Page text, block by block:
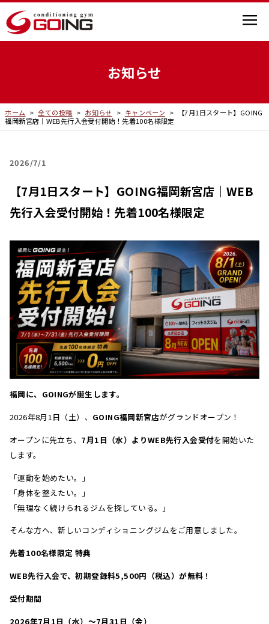
お知らせ
ホーム >全ての投稿 > お知らせ > キャンペーン >
【7月1日スタート】GOING
福岡新宮店｜WEB先行入会受付開始！先着100名様限定
2026 7/1
【7月1日スタート】GOING福岡新宮店｜WEB
先行入会受付開始！先着100名様限定
福岡に、GOINGが誕生します。
2026年8月1日（土）、 GOING福岡新宮店がグランドオープン！
オープンに先立ち、 7月1日（水）よりWEB先行入会受付を開始いた
します。
「運動を始めたい。」
「身体を整えたい。」
「無理なく続けられるジムを探している。」
そんな方へ、新しいコンディショニングジムをご用意しました。
先着100名様限定 特典
WEB先行入会で、初期登録料5,500円（税込）が無料！
受付期間
2026年7月1日（水）〜7月31日（金）